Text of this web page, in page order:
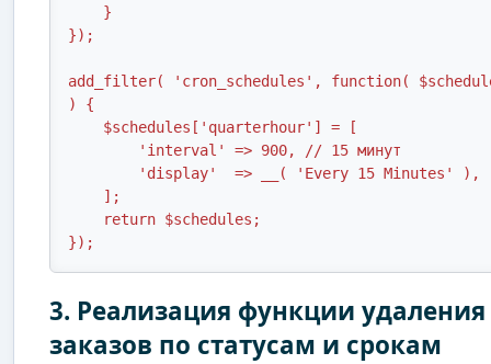
});
add_filter( 'cron_schedules', function(
) {
});
3. Реализация функции удаления
заказов по статусам и срокам